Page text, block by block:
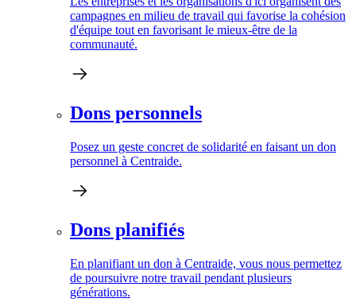
campagnes en milieu de travail qui favorise la cohésion
d'équipe tout en favorisant le mieux-être de la
communauté.
Dons personnels
Posez un geste concret de solidarité en faisant un don
personnel à Centraide.
Dons planifiés
En planifiant un don à Centraide, vous nous permettez
de poursuivre notre travail pendant plusieurs
générations.